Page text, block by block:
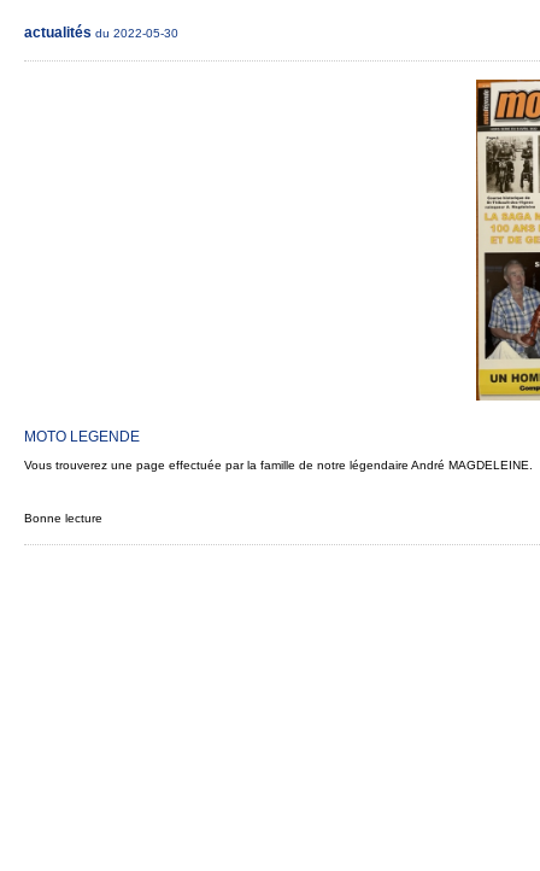
actualités du 2022-05-30
MOTO LEGENDE
Vous trouverez une page effectuée par la famille de notre légendaire André MAGDELEINE.
Bonne lecture